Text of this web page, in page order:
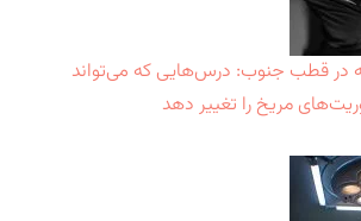
۱۰ ماهه در قطب جنوب: درس‌هایی که می‌تواند
مریخ را تغییر دهد